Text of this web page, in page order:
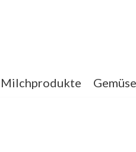
Milchprodukte Gemüse